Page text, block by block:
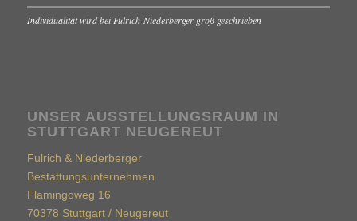
Individualität wird bei Fulrich-Niederberger groß geschrieben
UNSER AUSSTELLUNGSRAUM IN
STUTTGART NEUGEREUT
Fulrich & Niederberger
Bestattungsunternehmen
Flamingoweg 16
70378 Stuttgart / Neugereut